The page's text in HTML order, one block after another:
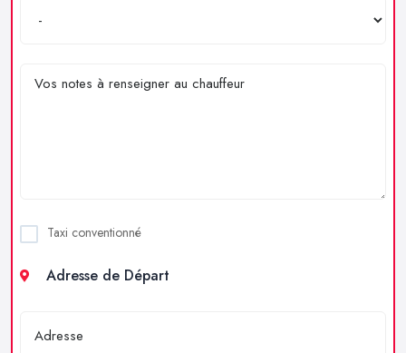
Taxi conventionné
Adresse de Départ